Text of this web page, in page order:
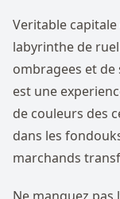
Veritable capitale
labyrinthe de
ombragees et de
est une
de couleurs des
dans les
marchands